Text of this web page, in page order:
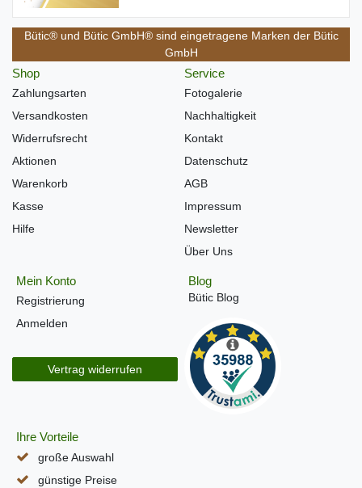
Bütic® und Bütic GmbH® sind eingetragene Marken der Bütic
GmbH
Shop
Zahlungsarten
Versandkosten
Widerrufsrecht
Aktionen
Warenkorb
Kasse
Hilfe
Service
Fotogalerie
Nachhaltigkeit
Kontakt
Datenschutz
AGB
Impressum
Newsletter
Über Uns
Mein Konto
Registrierung
Anmelden
Vertrag widerrufen
Blog
Bütic Blog
Ihre Vorteile
große Auswahl
günstige Preise